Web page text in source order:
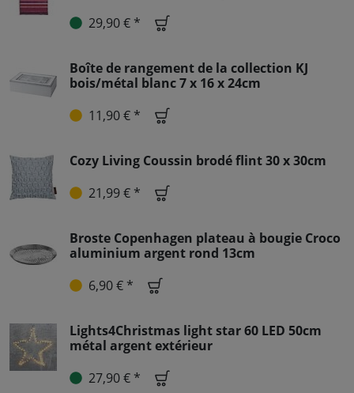
29,90 € *
Boîte de rangement de la collection KJ
bois/métal blanc 7 x 16 x 24cm
11,90 € *
Cozy Living Coussin brodé flint 30 x 30cm
21,99 € *
Broste Copenhagen plateau à bougie Croco
aluminium argent rond 13cm
6,90 € *
Lights4Christmas light star 60 LED 50cm
métal argent extérieur
27,90 € *